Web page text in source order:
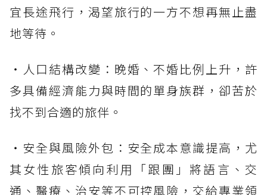
宜長途飛行，渴望旅行的一方不想再無止盡
地等待。
・人口結構改變：晚婚、不婚比例上升，許
多具備經濟能力與時間的單身族群，卻苦於
找不到合適的旅伴。
・安全與風險外包：安全成本意識提高，尤
其女性旅客傾向利用「跟團」將語言、交
通、醫療、治安等不可控風險，交給專業領